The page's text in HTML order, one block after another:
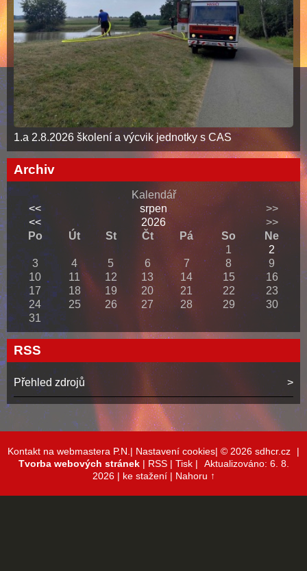
1.a 2.8.2026 školení a výcvik jednotky s CAS
Archiv
Kalendář
<<
srpen
>>
<<
2026
>>
Po
Út St Čt Pá So
Ne
1
2
3
4 5 6 7 8
9
10
11 12 13 14 15
16
17
18 19 20 21 22
23
24
25 26 27 28 29
30
31
RSS
Přehled zdrojů
Kontakt na webmastera P.N.| Nastavení cookies| © 2026 sdhcr.cz
|
Tvorba webových stránek| RSS| Tisk|
Aktualizováno: 6. 8.
2026 | ke stažení | Nahoru ↑